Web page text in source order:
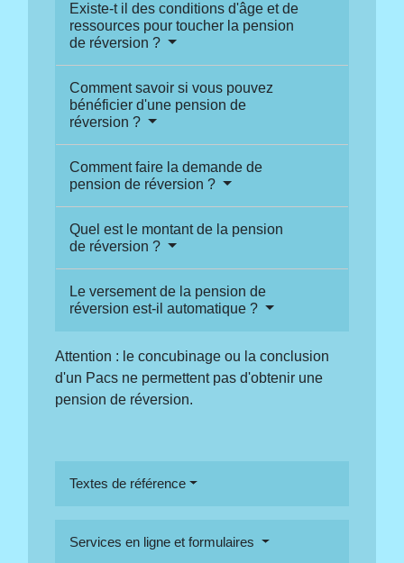
Existe-t il des conditions d'âge et de
ressources pour toucher la pension
de réversion ?
Comment savoir si vous pouvez
bénéficier d'une pension de
réversion ?
Comment faire la demande de
pension de réversion ?
Quel est le montant de la pension
de réversion ?
Le versement de la pension de
réversion est-il automatique ?
Attention : le concubinage ou la conclusion
d'un Pacs ne permettent pas d'obtenir une
pension de réversion.
Textes de référence
Services en ligne et formulaires